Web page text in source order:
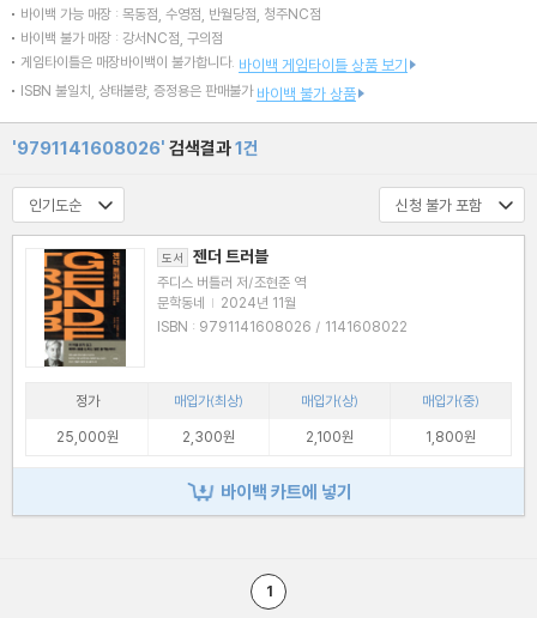
바이백 가능 매장 : 목동점, 수영점, 반월당점, 청주NC점
바이백 불가 매장 : 강서NC점, 구의점
게임타이틀은 매장바이백이 불가합니다. 바이백 게임타이틀 상품 보기
ISBN 불일치, 상태불량, 증정용은 판매불가 바이백 불가 상품
'9791141608026' 검색결과1건
도서 젠더 트러블
주디스 버틀러 저/조현준 역
문학동네 | 2024년 11월
ISBN : 9791141608026 / 1141608022
정가 매입가(최상) 매입가(상)
매입가(중)
25,000원
2,300원 2,100원 1,800원
바이백 카트에 넣기
1